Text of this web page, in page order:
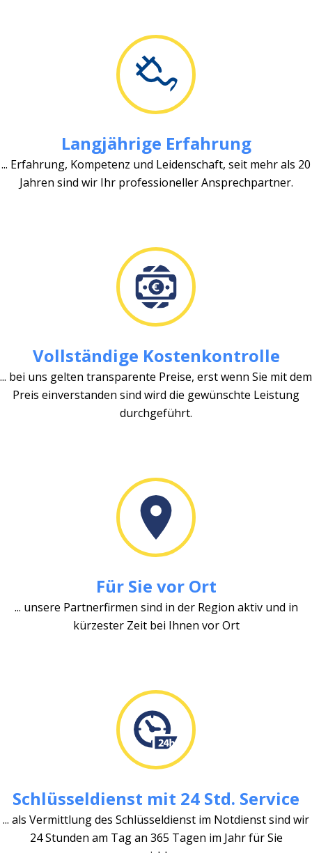
Langjährige Erfahrung
... Erfahrung, Kompetenz und Leidenschaft, seit mehr als 20
Jahren sind wir Ihr professioneller Ansprechpartner.
Vollständige Kostenkontrolle
... bei uns gelten transparente Preise, erst wenn Sie mit dem
Preis einverstanden sind wird die gewünschte Leistung
durchgeführt.
Für Sie vor Ort
... unsere Partnerfirmen sind in der Region aktiv und in
kürzester Zeit bei Ihnen vor Ort
Schlüsseldienst mit 24 Std. Service
... als Vermittlung des Schlüsseldienst im Notdienst sind wir
24 Stunden am Tag an 365 Tagen im Jahr für Sie